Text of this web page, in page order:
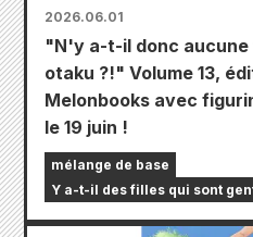
2026.06.01
"N'y a-t-il donc
otaku ?!" Volume 13,
Melonbooks avec
le 19 juin !
mélange de base
Y a-t-il des filles qui sont